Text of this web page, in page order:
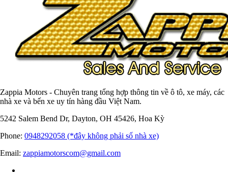
Zappia Motors - Chuyên trang tổng hợp thông tin về ô tô, xe máy, các
nhà xe và bến xe uy tín hàng đầu Việt Nam.
5242 Salem Bend Dr, Dayton, OH 45426, Hoa Kỳ
Phone: 0948292058 (*đây không phải số nhà xe)
Email: zappiamotorscom@gmail.com